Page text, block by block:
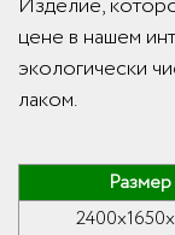
цене в нашем
экологически
лаком.
Размер